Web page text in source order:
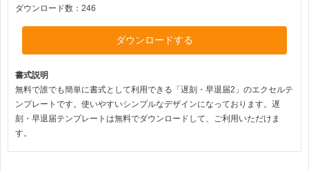
ダウンロード数：246
ダウンロードする
書式説明
無料で誰でも簡単に書式として利用できる「遅刻・早退届2」のエクセルテ
ンプレートです。使いやすいシンプルなデザインになっております。遅
刻・早退届テンプレートは無料でダウンロードして、ご利用いただけま
す。